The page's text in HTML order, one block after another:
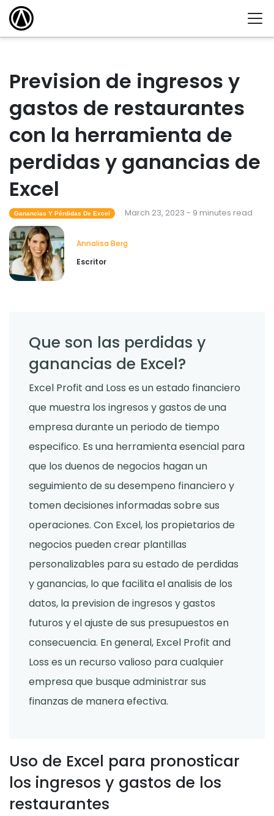
Prevision de ingresos y
gastos de restaurantes
con la herramienta de
perdidas y ganancias de
Excel
Ganancias Y Pérdidas De Excel March 23, 2023 - 9 minutes read
Annalisa Berg
Escritor
Que son las perdidas y
ganancias de Excel?
Excel Profit and Loss es un estado financiero
que muestra los ingresos y gastos de una
empresa durante un periodo de tiempo
especifico. Es una herramienta esencial para
que los duenos de negocios hagan un
seguimiento de su desempeno financiero y
tomen decisiones informadas sobre sus
operaciones. Con Excel, los propietarios de
negocios pueden crear plantillas
personalizables para su estado de perdidas
y ganancias, lo que facilita el analisis de los
datos, la prevision de ingresos y gastos
futuros y el ajuste de sus presupuestos en
consecuencia. En general, Excel Profit and
Loss es un recurso valioso para cualquier
empresa que busque administrar sus
finanzas de manera efectiva.
Uso de Excel para pronosticar
los ingresos y gastos de los
restaurantes